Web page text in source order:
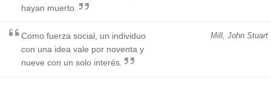
hayan muerto.
Mill, John Stuart
Como fuerza social, un individuo
con una idea vale por noventa y
nueve con un solo interés.